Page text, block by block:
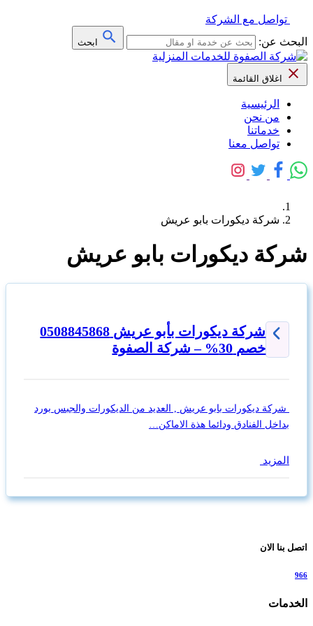
تواصل مع الشركة
البحث عن:
ابحث
اغلاق القائمة
الرئيسية
من نحن
خدماتنا
تواصل معنا
شركة ديكورات بابو عريش
شركة ديكورات بابو عريش
شركة ديكورات بأبو عريش 0508845868
خصم 30% – شركة الصفوة
شركة ديكورات بابو عريش , العديد من الديكورات والجبس بورد
بداخل الفنادق ودائما هذة الاماكن…
المزيد
اتصل بنا الان
966
الخدمات